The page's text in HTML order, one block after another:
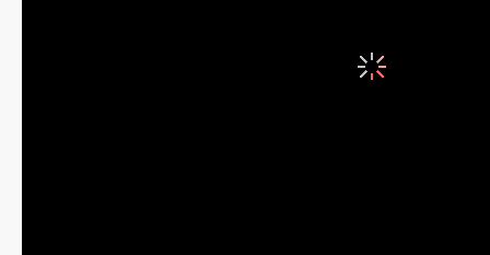
穿心村广场舞是来自湖北当阳市的业余自发团队，充满着自